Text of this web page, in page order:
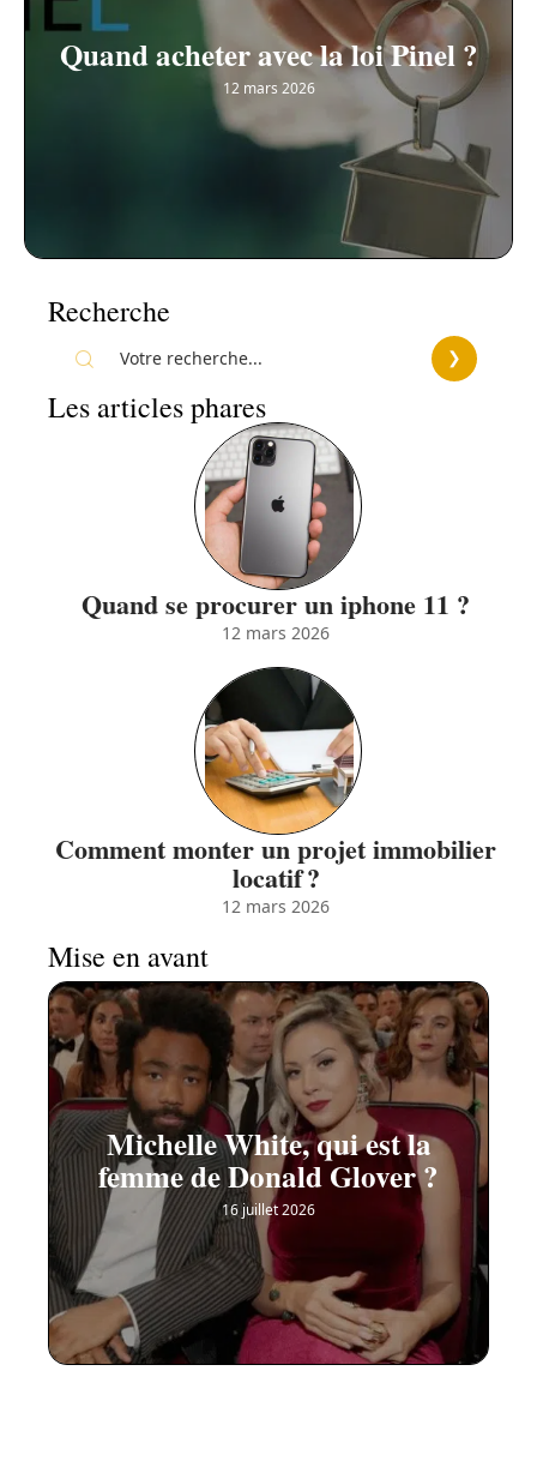
Quand acheter avec la loi Pinel ?
12 mars 2026
Recherche
Les articles phares
Quand se procurer un iphone 11 ?
12 mars 2026
Comment monter un projet immobilier
locatif ?
12 mars 2026
Mise en avant
Michelle White, qui est la
femme de Donald Glover ?
16 juillet 2026